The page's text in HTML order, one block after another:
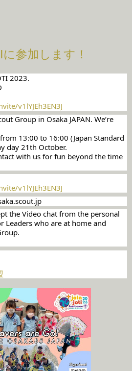
参加します！
2023.
v1lYJEh3EN3J
Group in Osaka JAPAN. We’re
13:00 to 16:00 (Japan Standard
day 21th October.
with us for fun beyond the time
v1lYJEh3EN3J
the Video chat from the personal
Leaders who are at home and